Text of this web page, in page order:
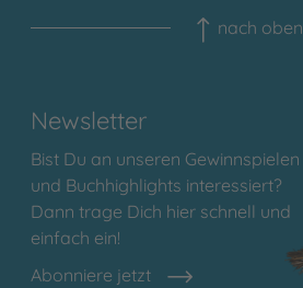
nach oben
Newsletter
Bist Du an unseren Gewinnspielen
und Buchhighlights interessiert?
Dann trage Dich hier schnell und
einfach ein!
Abonniere jetzt